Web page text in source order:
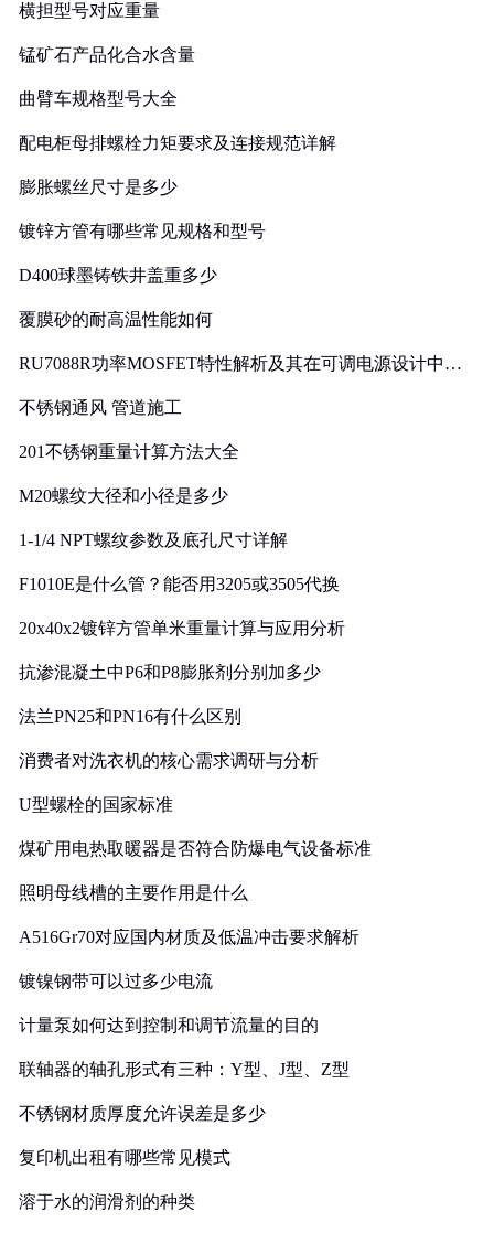
横担型号对应重量
锰矿石产品化合水含量
曲臂车规格型号大全
配电柜母排螺栓力矩要求及连接规范详解
膨胀螺丝尺寸是多少
镀锌方管有哪些常见规格和型号
D400球墨铸铁井盖重多少
覆膜砂的耐高温性能如何
RU7088R功率MOSFET特性解析及其在可调电源设计中的
不锈钢通风 管道施工
201不锈钢重量计算方法大全
M20螺纹大径和小径是多少
1-1/4 NPT螺纹参数及底孔尺寸详解
F1010E是什么管？能否用3205或3505代换
20x40x2镀锌方管单米重量计算与应用分析
抗渗混凝土中P6和P8膨胀剂分别加多少
法兰PN25和PN16有什么区别
消费者对洗衣机的核心需求调研与分析
U型螺栓的国家标准
煤矿用电热取暖器是否符合防爆电气设备标准
照明母线槽的主要作用是什么
A516Gr70对应国内材质及低温冲击要求解析
镀镍钢带可以过多少电流
计量泵如何达到控制和调节流量的目的
联轴器的轴孔形式有三种：Y型、J型、Z型
不锈钢材质厚度允许误差是多少
复印机出租有哪些常见模式
溶于水的润滑剂的种类